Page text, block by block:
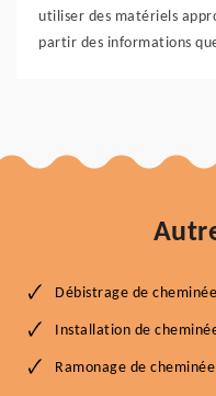
utiliser des matériels
partir des informations
Débistrage de
Installation de
Ramonage de